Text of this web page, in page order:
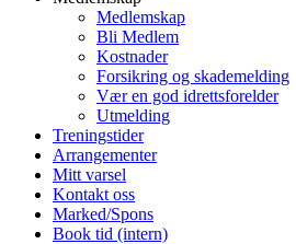
Medlemskap
Bli Medlem
Kostnader
Forsikring og skademelding
Vær en god idrettsforelder
Utmelding
Treningstider
Arrangementer
Mitt varsel
Kontakt oss
Marked/Spons
Book tid (intern)